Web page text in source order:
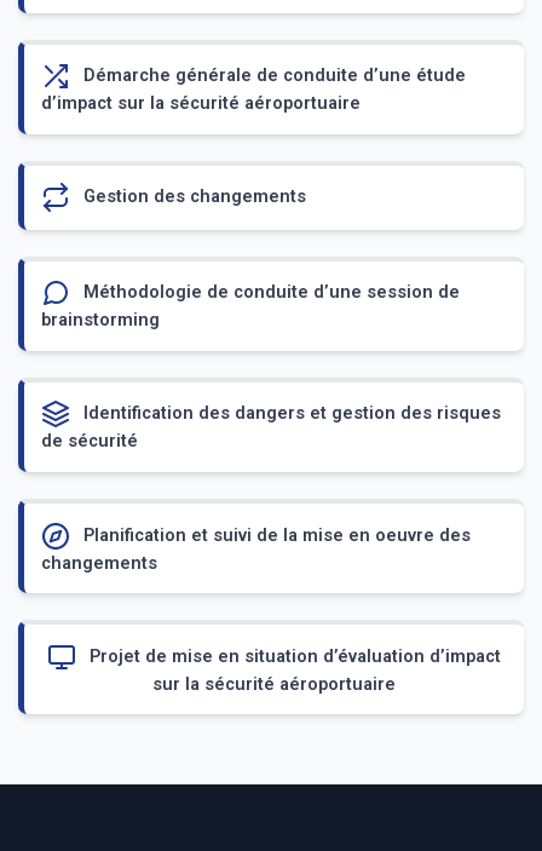
Démarche générale de conduite d’une étude
d’impact sur la sécurité aéroportuaire
Gestion des changements
Méthodologie de conduite d’une session de
brainstorming
Identification des dangers et gestion des risques
de sécurité
Planification et suivi de la mise en oeuvre des
changements
Projet de mise en situation d’évaluation d’impact
sur la sécurité aéroportuaire